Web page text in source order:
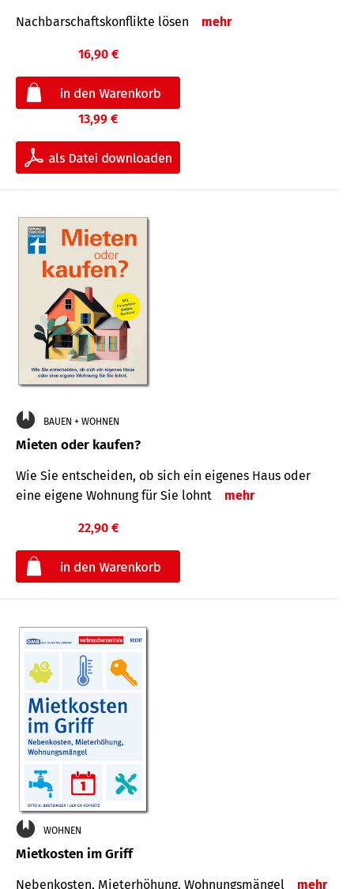
Nach­bar­schafts­konflikte lösen mehr
16,90 €
13,99 €
BAUEN + WOHNEN
Mieten oder kaufen?
Wie Sie entscheiden, ob sich ein eigenes Haus oder
eine eigene Wohnung für Sie lohnt
mehr
22,90 €
WOHNEN
Mietkosten im Griff
Nebenkosten, Mieterhöhung, Wohnungsmängel mehr